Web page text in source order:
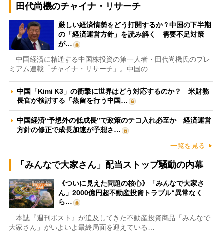
田代尚機のチャイナ・リサーチ
厳しい経済情勢をどう打開するか？中国の下半期
の「経済運営方針」を読み解く 需要不足対策
が…
中国経済に精通する中国株投資の第一人者・田代尚機氏のプレ
ミアム連載「チャイナ・リサーチ」。中国の…
中国「Kimi K3」の衝撃に世界はどう対応するのか？ 米財務
長官が検討する「蒸留を行う中国…
中国経済“予想外の低成長”で政策のテコ入れ必至か 経済運営
方針の修正で成長加速が予想さ…
一覧を見る
「みんなで大家さん」配当ストップ騒動の内幕
《ついに見えた問題の核心》「みんなで大家さ
ん」2000億円超不動産投資トラブル“異常なく
ら…
本誌『週刊ポスト』が追及してきた不動産投資商品「みんなで
大家さん」がいよいよ最終局面を迎えている…